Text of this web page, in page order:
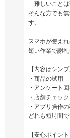
「難しいこと
そんな方でも
す。
スマホが使えれ
短い作業で謝礼
【内容はシンプ
・商品の試用
・アンケート
・店舗チェック
・アプリ操作
どれも短時間
【安心ポイント